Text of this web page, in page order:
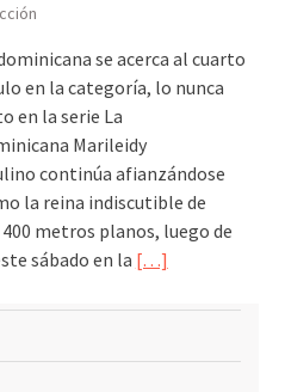
se acerca al cuarto
en la categoría, lo nunca
en la serie La
Marileidy
continúa afianzándose
la reina indiscutible de
metros planos, luego de
sábado en la […]